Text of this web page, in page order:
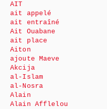
AIT
ait appelé
ait entraîné
Ait Ouabane
ait place
Aiton
ajoute Maeve
Akcija
al-Islam
al-Nosra
Alain
Alain Afflelou